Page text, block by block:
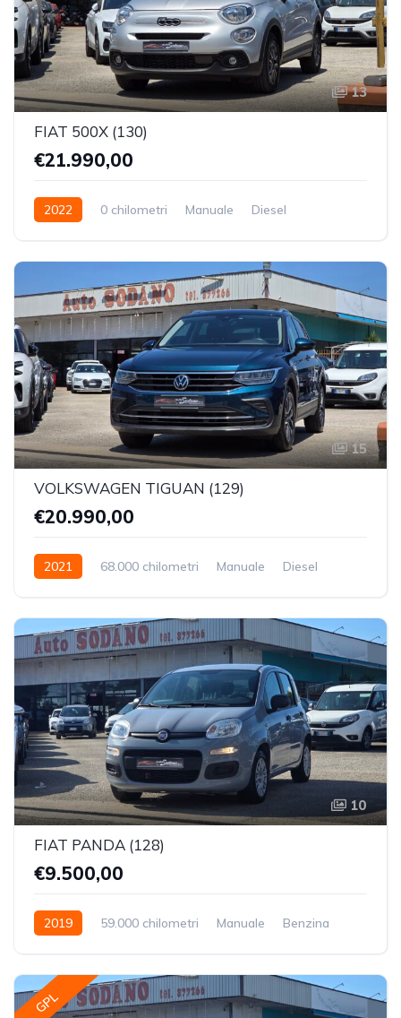
13
FIAT 500X (130)
€21.990,00
2022 0 chilometri Manuale
Diesel
15
VOLKSWAGEN TIGUAN (129)
€20.990,00
2021 68.000 chilometri Manuale
Diesel
10
FIAT PANDA (128)
€9.500,00
2019 59.000 chilometri Manuale
Benzina
GPL